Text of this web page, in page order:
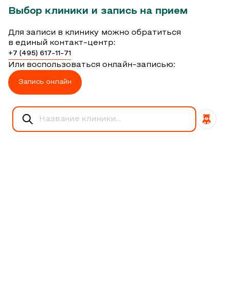
Выбор клиники и запись на прием
Для записи в клинику можно обратиться
в единый контакт-центр:
+7 (495) 617-11-71
Или воспользоваться онлайн-записью:
Запись онлайн